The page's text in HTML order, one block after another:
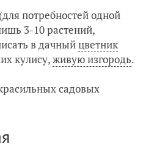
потребностей одной
3-10 растений,
в дачныйцветник
кулису,живую изгородь.
садовых